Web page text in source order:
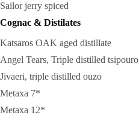
Sailor jerry spiced
Cognac & Distilates
Katsaros OAK aged distillate
Angel Tears, Triple distilled tsipouro
Jivaeri, triple distilled ouzo
Metaxa 7*
Metaxa 12*